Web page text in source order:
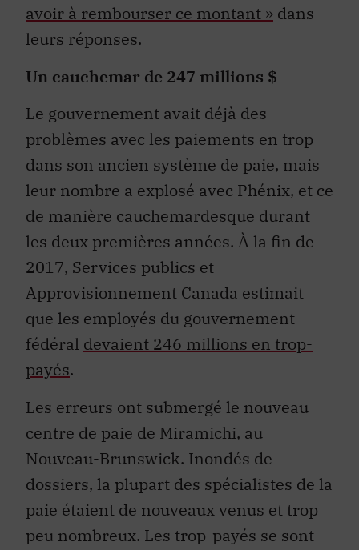
avoir à rembourser ce montant » dans
leurs réponses.
Un cauchemar de 247 millions $
Le gouvernement avait déjà des
problèmes avec les paiements en trop
dans son ancien système de paie, mais
leur nombre a explosé avec Phénix, et ce
de manière cauchemardesque durant
les deux premières années. À la fin de
2017, Services publics et
Approvisionnement Canada estimait
que les employés du gouvernement
fédéral devaient 246 millions en trop-
payés.
Les erreurs ont submergé le nouveau
centre de paie de Miramichi, au
Nouveau-Brunswick. Inondés de
dossiers, la plupart des spécialistes de la
paie étaient de nouveaux venus et trop
peu nombreux. Les trop-payés se sont